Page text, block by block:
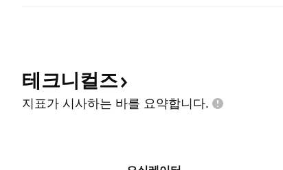
테크니컬즈
지표가 시사하는 바를 요약합니다.